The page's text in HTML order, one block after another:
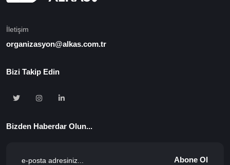
İletişim
organizasyon@alkas.com.tr
Bizi Takip Edin
Bizden Haberdar Olun...
Abone Ol